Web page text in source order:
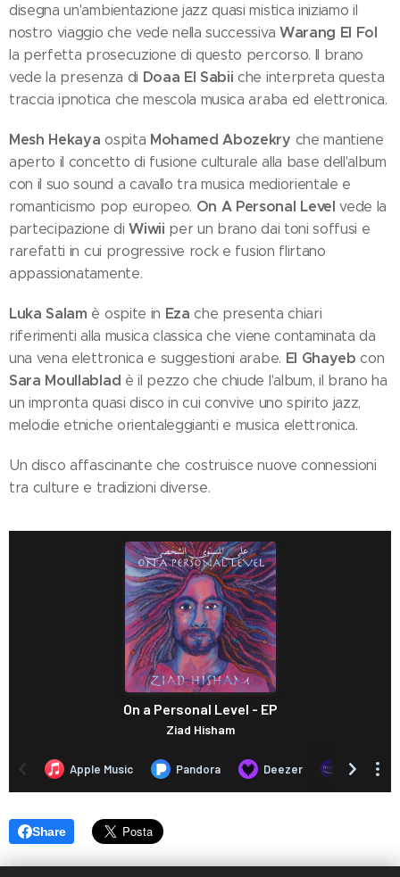
disegna un'ambientazione jazz quasi mistica iniziamo il
nostro viaggio che vede nella successiva Warang El Fol
la perfetta prosecuzione di questo percorso. Il brano
vede la presenza di Doaa El Sabii che interpreta questa
traccia ipnotica che mescola musica araba ed elettronica.
Mesh Hekaya ospita Mohamed Abozekry che mantiene
aperto il concetto di fusione culturale alla base dell'album
con il suo sound a cavallo tra musica mediorientale e
romanticismo pop europeo. On A Personal Level vede la
partecipazione diWiwii per un brano dai toni soffusi e
rarefatti in cui progressive rock e fusion flirtano
appassionatamente.
Luka Salam è ospite in Eza che presenta chiari
riferimenti alla musica classica che viene contaminata da
una vena elettronica e suggestioni arabe. El Ghayeb con
Sara Moullablad è il pezzo che chiude l'album, il brano ha
un impronta quasi disco in cui convive uno spirito jazz,
melodie etniche orientaleggianti e musica elettronica.
Un disco affascinante che costruisce nuove connessioni
tra culture e tradizioni diverse.
Share